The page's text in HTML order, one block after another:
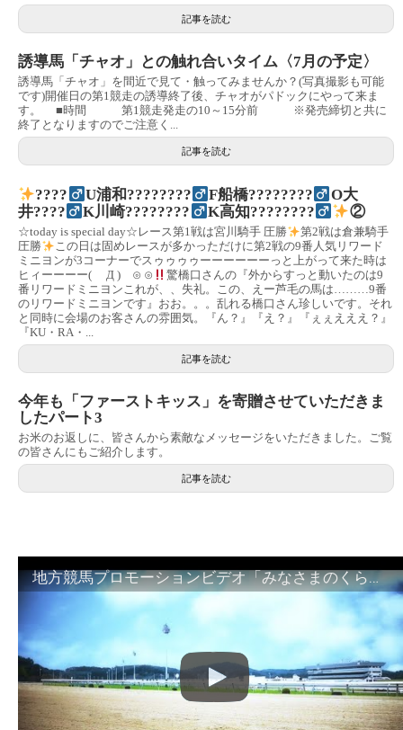
記事を読む
誘導馬「チャオ」との触れ合いタイム〈7月の予定〉
誘導馬「チャオ」を間近で見て・触ってみませんか？(写真撮影も可能
です)開催日の第1競走の誘導終了後、チャオがパドックにやって来ま
す。 ■時間 第1競走発走の10～15分前 ※発売締切と共に
終了となりますのでご注意く...
記事を読む
????‍ U浦和????????‍ F船橋????????‍
O大
井????‍
K川崎????????‍ K高知????????‍ ②
☆today is special day☆レース第1戦は宮川騎手 圧勝
第2戦は倉兼騎手
圧勝
この日は固めレースが多かっただけに第2戦の9番人気リワード
ミニヨンが3コーナーでスゥゥゥゥーーーーーーっと上がって来た時は
ヒィーーーー( Д ) ⊙ ⊙
驚橋口さんの『外からすっと動いたのは9
番リワードミニヨンこれが、、失礼。この、えー芦毛の馬は………9番
のリワードミニヨンです』おお。。。乱れる橋口さん珍しいです。それ
と同時に会場のお客さんの雰囲気。『ん？』『え？』『ぇぇえええ？』
『KU・RA・...
記事を読む
今年も「ファーストキッス」を寄贈させていただきま
したパート3
お米のお返しに、皆さんから素敵なメッセージをいただきました。ご覧
の皆さんにもご紹介します。
記事を読む
地方競馬プロモーションビデオ「みなさまのくらしのために」30秒篇｜NAR公式